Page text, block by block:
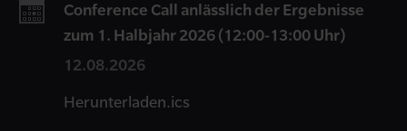
Conference Call anlässlich der Ergebnisse
zum 1. Halbjahr 2026 (12:00-13:00 Uhr)
12.08.2026
Herunterladen.ics